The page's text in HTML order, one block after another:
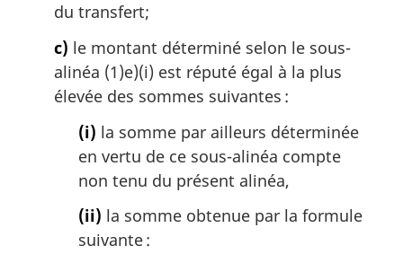
du transfert;
c) le montant déterminé selon le sous-
alinéa (1)e)(i) est réputé égal à la plus
élevée des sommes suivantes :
(i) la somme par ailleurs déterminée
en vertu de ce sous-alinéa compte
non tenu du présent alinéa,
(ii) la somme obtenue par la formule
suivante :